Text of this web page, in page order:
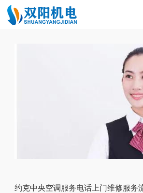
约克中央空调服务电话上门维修服务